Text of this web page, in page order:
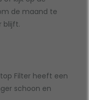
de maand te
blijft.
Filter heeft een
schoon en